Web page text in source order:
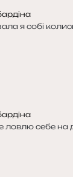
я собі
ловлю себе на